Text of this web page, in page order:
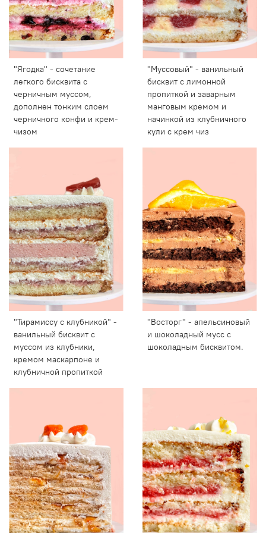
"Ягодка" - сочетание
легкого бисквита с
черничным муссом,
дополнен тонким слоем
черничного конфи и крем-
чизом
"Муссовый" - ванильный
бисквит с лимонной
пропиткой и заварным
манговым кремом и
начинкой из клубничного
кули с крем чиз
"Тирамиссу с клубникой" -
ванильный бисквит с
муссом из клубники,
кремом маскарпоне и
клубничной пропиткой
"Восторг" - апельсиновый
и шоколадный мусс с
шоколадным бисквитом.